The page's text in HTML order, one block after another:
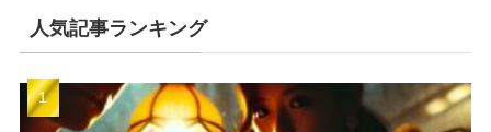
人気記事ランキング